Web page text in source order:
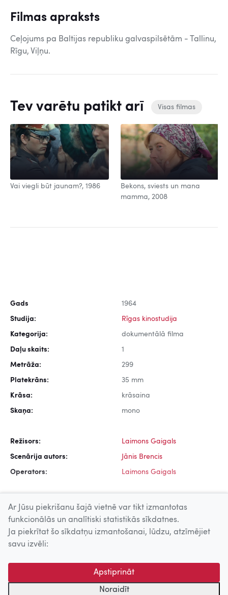
Filmas apraksts
Ceļojums pa Baltijas republiku galvaspilsētām - Tallinu,
Rīgu, Viļņu.
Tev varētu patikt arī Visas filmas
Vai viegli būt jaunam?, 1986
Bekons, sviests un mana
mamma, 2008
Gads 1964
Studija: Rīgas kinostudija
Kategorija: dokumentālā filma
Daļu skaits: 1
Metrāža: 299
Platekrāns: 35 mm
Krāsa: krāsaina
Skaņa: mono
Režisors: Laimons Gaigals
Scenārija autors: Jānis Brencis
Operators: Laimons Gaigals
Uz augšu
© 2026 Nacionālais Kino centrs, Kultūras informācijas sistēmu
centrs. Sadarbības partneris: Latvijas Valsts
kinofotofonodokumentu arhīvs.
Ar Jūsu piekrišanu šajā vietnē var tikt izmantotas
funkcionālās un analītiski statistikās sīkdatnes.
Ja piekrītat šo sīkdatņu izmantošanai, lūdzu, atzīmējiet
savu izvēli:
Apstiprināt
Noraidīt